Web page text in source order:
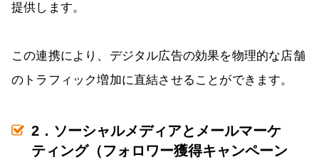
提供します。
この連携により、デジタル広告の効果を物理的な店舗
のトラフィック増加に直結させることができます。
2．ソーシャルメディアとメールマーケ
ティング（フォロワー獲得キャンペーン